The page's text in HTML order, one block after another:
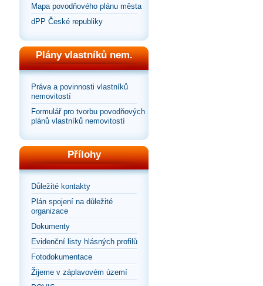
Mapa povodňového plánu města
dPP České republiky
Plány vlastníků nem.
Práva a povinnosti vlastníků
nemovitostí
Formulář pro tvorbu povodňových
plánů vlastníků nemovitostí
Přílohy
Důležité kontakty
Plán spojení na důležité
organizace
Dokumenty
Evidenční listy hlásných profilů
Fotodokumentace
Žijeme v záplavovém území